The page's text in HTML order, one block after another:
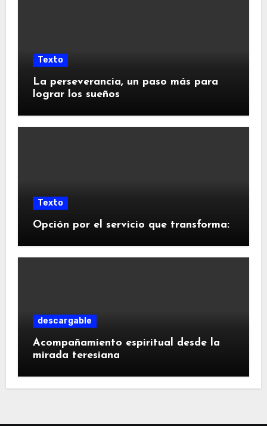
Texto
La perseverancia, un paso más para
lograr los sueños
Texto
Opción por el servicio que transforma:
descargable
Acompañamiento espiritual desde la
mirada teresiana